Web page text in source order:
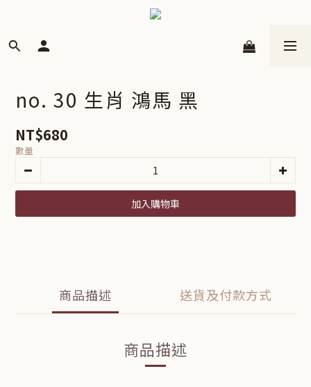
no. 30 生肖 鴻馬 黑
NT$680
數量
加入購物車
商品描述 送貨及付款方式
商品描述